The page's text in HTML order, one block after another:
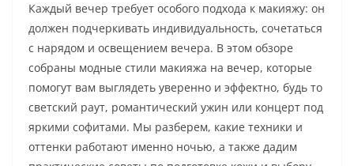
Каждый вечер требует особого подхода к макияжу: он
должен подчеркивать индивидуальность, сочетаться
с нарядом и освещением вечера. В этом обзоре
собраны модные стили макияжа на вечер, которые
помогут вам выглядеть уверенно и эффектно, будь то
светский раут, романтический ужин или концерт под
яркими софитами. Мы разберем, какие техники и
оттенки работают именно ночью, а также дадим